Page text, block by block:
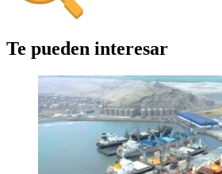
Te pueden interesar